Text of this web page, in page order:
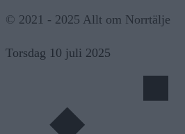
© 2021 - 2025 Allt om Norrtälje
Torsdag 10 juli 2025